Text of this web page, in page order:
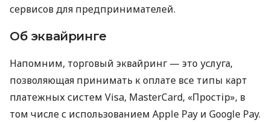
сервисов для предпринимателей.
Об эквайринге
Напомним, торговый эквайринг — это услуга,
позволяющая принимать к оплате все типы карт
платежных систем Visa, MasterCard, «Простір», в
том числе с использованием Apple Pay и Google Pay.